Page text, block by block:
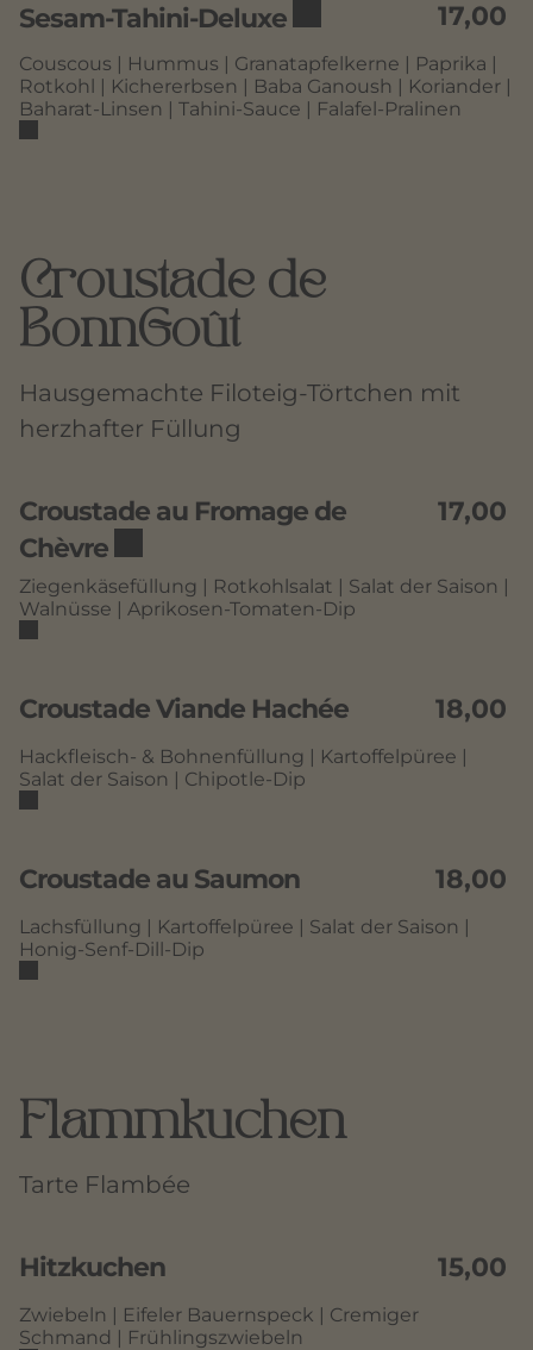
Sesam-Tahini-Deluxe 17,00
Couscous | Hummus | Granatapfelkerne | Paprika |
Rotkohl | Kichererbsen | Baba Ganoush | Koriander |
Baharat-Linsen | Tahini-Sauce | Falafel-Pralinen
Croustade de
BonnGoût
Hausgemachte Filoteig-Törtchen mit
herzhafter Füllung
Croustade au Fromage de
Chèvre
17,00
Ziegenkäsefüllung | Rotkohlsalat | Salat der Saison |
Walnüsse | Aprikosen-Tomaten-Dip
Croustade Viande Hachée 18,00
Hackfleisch- & Bohnenfüllung | Kartoffelpüree |
Salat der Saison | Chipotle-Dip
Croustade au Saumon 18,00
Lachsfüllung | Kartoffelpüree | Salat der Saison |
Honig-Senf-Dill-Dip
Flammkuchen
Tarte Flambée
Hitzkuchen 15,00
Zwiebeln | Eifeler Bauernspeck | Cremiger
Schmand | Frühlingszwiebeln